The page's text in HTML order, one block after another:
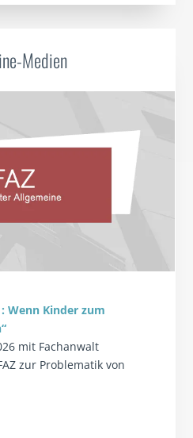
Medien
Wenn Kinder zum
mit Fachanwalt
zur Problematik von